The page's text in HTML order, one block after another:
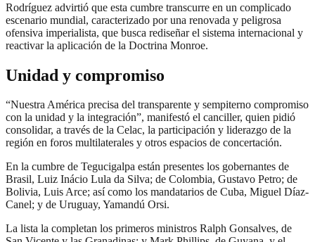
Rodríguez advirtió que esta cumbre transcurre en un complicado
escenario mundial, caracterizado por una renovada y peligrosa
ofensiva imperialista, que busca rediseñar el sistema internacional y
reactivar la aplicación de la Doctrina Monroe.
Unidad y compromiso
“Nuestra América precisa del transparente y sempiterno compromiso
con la unidad y la integración”, manifestó el canciller, quien pidió
consolidar, a través de la Celac, la participación y liderazgo de la
región en foros multilaterales y otros espacios de concertación.
En la cumbre de Tegucigalpa están presentes los gobernantes de
Brasil, Luiz Inácio Lula da Silva; de Colombia, Gustavo Petro; de
Bolivia, Luis Arce; así como los mandatarios de Cuba, Miguel Díaz-
Canel; y de Uruguay, Yamandú Orsi.
La lista la completan los primeros ministros Ralph Gonsalves, de